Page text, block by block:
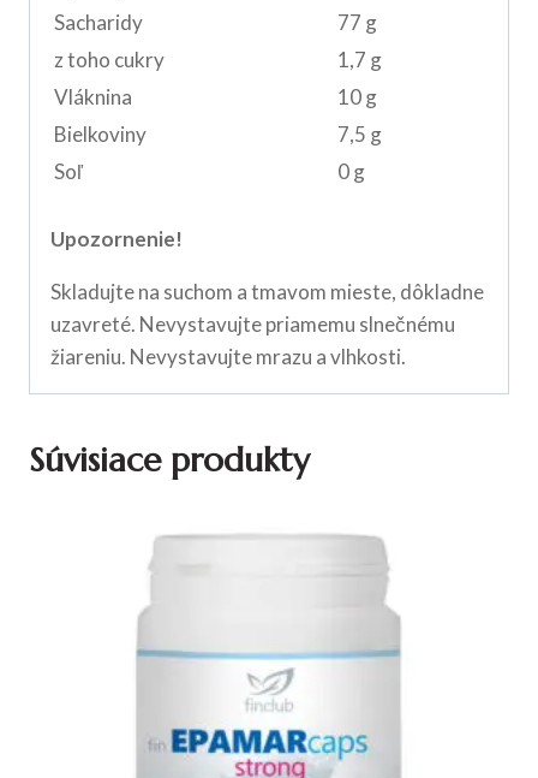
Sacharidy
77 g
z toho cukry
1,7 g
Vláknina
10 g
Bielkoviny
7,5 g
Soľ
0 g
Upozornenie!
Skladujte na suchom a tmavom mieste, dôkladne
uzavreté. Nevystavujte priamemu slnečnému
žiareniu. Nevystavujte mrazu a vlhkosti.
Súvisiace produkty